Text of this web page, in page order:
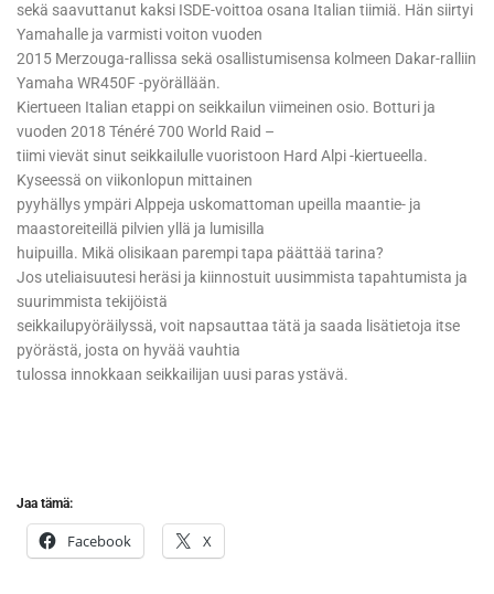
sekä saavuttanut kaksi ISDE-voittoa osana Italian tiimiä. Hän siirtyi
Yamahalle ja varmisti voiton vuoden
2015 Merzouga-rallissa sekä osallistumisensa kolmeen Dakar-ralliin
Yamaha WR450F -pyörällään.
Kiertueen Italian etappi on seikkailun viimeinen osio. Botturi ja
vuoden 2018 Ténéré 700 World Raid –
tiimi vievät sinut seikkailulle vuoristoon Hard Alpi -kiertueella.
Kyseessä on viikonlopun mittainen
pyyhällys ympäri Alppeja uskomattoman upeilla maantie- ja
maastoreiteillä pilvien yllä ja lumisilla
huipuilla. Mikä olisikaan parempi tapa päättää tarina?
Jos uteliaisuutesi heräsi ja kiinnostuit uusimmista tapahtumista ja
suurimmista tekijöistä
seikkailupyöräilyssä, voit napsauttaa tätä ja saada lisätietoja itse
pyörästä, josta on hyvää vauhtia
tulossa innokkaan seikkailijan uusi paras ystävä.
Jaa tämä:
Facebook X